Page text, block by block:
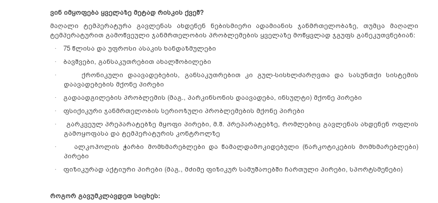
ვინ იმყოფება ყველაზე მეტად რისკის ქვეშ?
მაღალი ტემპერატურა გავლენას ახდენენ ნებისმიერი ადამიანის ჯანმრთელობაზე, თუმცა მაღალი
ტემპერატურით გამოწვეული ჯანმრთელობის პრობლემების ყველაზე მოწყვლად ჯგუფს განეკუთვნებიან:
· 75 წლისა და უფროსი ასაკის ხანდაზმულები
· ბავშვები, განსაკუთრებით ახალშობილები
·
ქრონიკული დაავადებების, განსაკუთრებით კი გულ-სისხლძარღვთა და სასუნთქი სისტემის
დაავადებების მქონე პირები
· გადაადგილების პრობლემის (მაგ., პარკინსონის დაავადება, ინსულტი) მქონე პირები
· ფსიქიკური ჯანმრთელობის სერიოზული პრობლემების მქონე პირები
·
გარკვეულ პრეპარატებზე მყოფი პირები, მ.შ. პრეპარატებზე, რომლებიც გავლენას ახდენენ ოფლის
გამოყოფასა და ტემპერატურის კონტროლზე
·
ალკოჰოლის ჭარბი მომხმარებლები და წამალდამოკიდებული (ნარკოტიკების მომხმარებლები)
პირები
· ფიზიკურად აქტიური პირები (მაგ., მძიმე ფიზიკურ სამუშაოებში ჩართული პირები, სპორტსმენები)
როგორ გავუმკლავდეთ სიცხეს: